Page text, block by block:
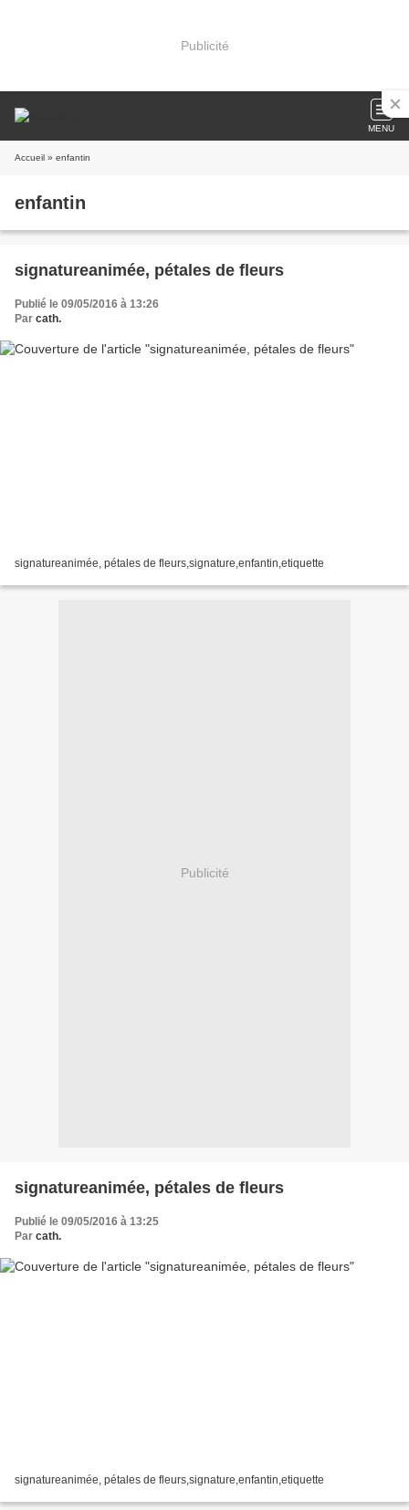
Publicité
MENU
Accueil » enfantin
enfantin
signatureanimée, pétales de fleurs
Publié le 09/05/2016 à 13:26
Par cath.
signatureanimée, pétales de fleurs,signature,enfantin,etiquette
Publicité
signatureanimée, pétales de fleurs
Publié le 09/05/2016 à 13:25
Par cath.
signatureanimée, pétales de fleurs,signature,enfantin,etiquette